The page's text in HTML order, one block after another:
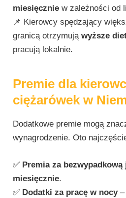
miesięcznie w zależności od
📌 Kierowcy spędzający
granicą otrzymująwyższe
pracują lokalnie.
Premie dla
ciężarówek w
Dodatkowe premie mogą
wynagrodzenie. Oto
✅ Premia za bezwypadkową
miesięcznie.
✅ Dodatki za pracę w nocy